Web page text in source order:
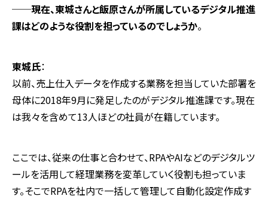
──現在、東城さんと飯原さんが所属しているデジタル推進
課はどのような役割を担っているのでしょうか。
東城氏：
以前、売上仕入データを作成する業務を担当していた部署を
母体に2018年9月に発足したのがデジタル推進課です。現在
は我々を含めて13人ほどの社員が在籍しています。
ここでは、従来の仕事と合わせて、RPAやAIなどのデジタルツ
ールを活用して経理業務を変革していく役割も担っていま
す。そこでRPAを社内で一括して管理して自動化設定作成す